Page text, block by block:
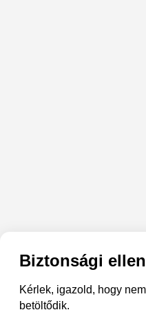
Biztonsági
Kérlek, igazold, hogy
betöltődik.